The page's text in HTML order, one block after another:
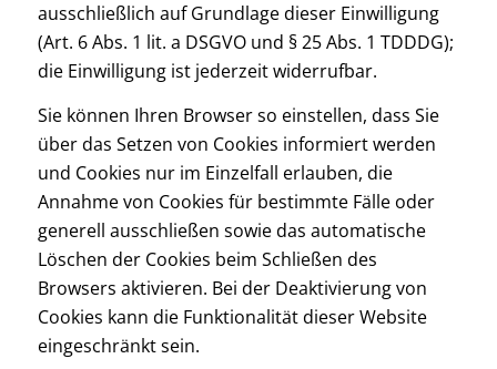
ausschließlich auf Grundlage dieser Einwilligung
(Art. 6 Abs. 1 lit. a DSGVO und § 25 Abs. 1 TDDDG);
die Einwilligung ist jederzeit widerrufbar.
Sie können Ihren Browser so einstellen, dass Sie
über das Setzen von Cookies informiert werden
und Cookies nur im Einzelfall erlauben, die
Annahme von Cookies für bestimmte Fälle oder
generell ausschließen sowie das automatische
Löschen der Cookies beim Schließen des
Browsers aktivieren. Bei der Deaktivierung von
Cookies kann die Funktionalität dieser Website
eingeschränkt sein.